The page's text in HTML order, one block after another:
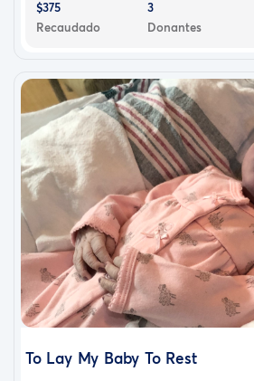
$375
Recaudado
3
Donantes
To Lay My Baby To Rest